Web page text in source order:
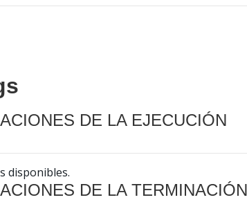
DE LA EJECUCIÓN
disponibles.
DE LA TERMINACIÓN